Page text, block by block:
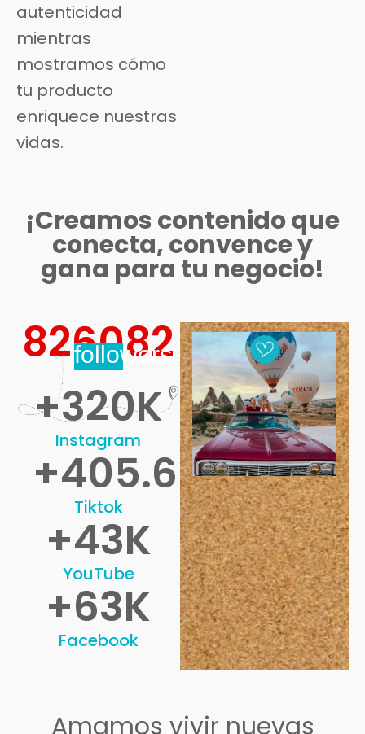
autenticidad
mientras
mostramos cómo
tu producto
enriquece nuestras
vidas.
¡Creamos contenido que
conecta, convence y
gana para tu negocio!
826082
followers
Instagram
+320K
Tiktok
+405.6K
YouTube
+43K
Facebook
+63K
Amamos vivir nuevas